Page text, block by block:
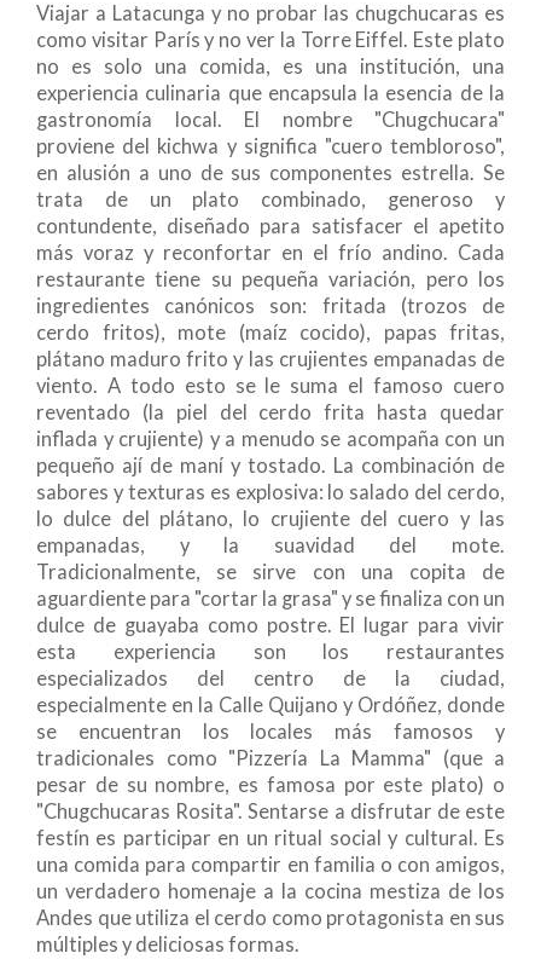
Viajar a Latacunga y no probar las chugchucaras es
como visitar París y no ver la Torre Eiffel. Este plato
no es solo una comida, es una institución, una
experiencia culinaria que encapsula la esencia de la
gastronomía local. El nombre "Chugchucara"
proviene del kichwa y significa "cuero tembloroso",
en alusión a uno de sus componentes estrella. Se
trata de un plato combinado, generoso y
contundente, diseñado para satisfacer el apetito
más voraz y reconfortar en el frío andino. Cada
restaurante tiene su pequeña variación, pero los
ingredientes canónicos son: fritada (trozos de
cerdo fritos), mote (maíz cocido), papas fritas,
plátano maduro frito y las crujientes empanadas de
viento. A todo esto se le suma el famoso cuero
reventado (la piel del cerdo frita hasta quedar
inflada y crujiente) y a menudo se acompaña con un
pequeño ají de maní y tostado. La combinación de
sabores y texturas es explosiva: lo salado del cerdo,
lo dulce del plátano, lo crujiente del cuero y las
empanadas, y la suavidad del mote.
Tradicionalmente, se sirve con una copita de
aguardiente para "cortar la grasa" y se finaliza con un
dulce de guayaba como postre. El lugar para vivir
esta experiencia son los restaurantes
especializados del centro de la ciudad,
especialmente en la Calle Quijano y Ordóñez, donde
se encuentran los locales más famosos y
tradicionales como "Pizzería La Mamma" (que a
pesar de su nombre, es famosa por este plato) o
"Chugchucaras Rosita". Sentarse a disfrutar de este
festín es participar en un ritual social y cultural. Es
una comida para compartir en familia o con amigos,
un verdadero homenaje a la cocina mestiza de los
Andes que utiliza el cerdo como protagonista en sus
múltiples y deliciosas formas.